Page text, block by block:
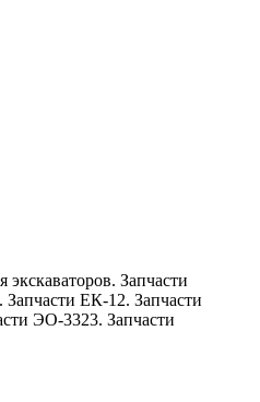
Запчасти
ЕК-12. Запчасти
ЭО-3323. Запчасти